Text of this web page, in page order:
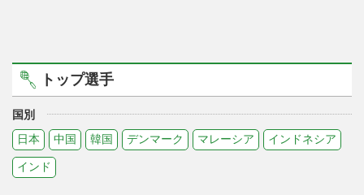
トップ選手
国別
日本
中国 韓国 デンマーク マレーシア インドネシア
インド